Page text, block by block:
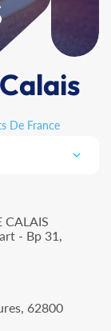
De France
CALAIS
- Bp 31,
62800